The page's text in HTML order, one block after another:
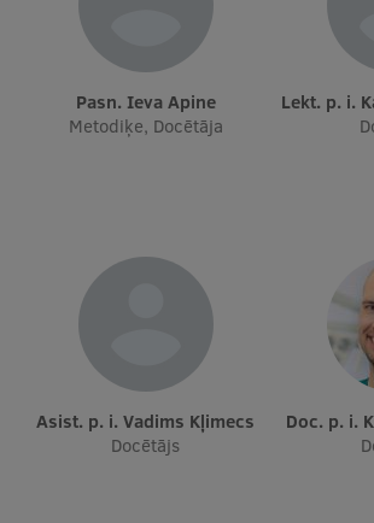
Starptautiskā sadarbība
Mobilitātes programmas
EURAXESS RSU kontaktpunkts
Pasn. Ieva Apine
Metodiķe, Docētāja
Lekt. p. i.
Asist. p. i. Vadims Kļimecs
Docētājs
Doc. p. i.